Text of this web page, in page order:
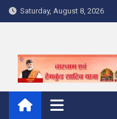
Skip
to
Saturday, August 8, 2026